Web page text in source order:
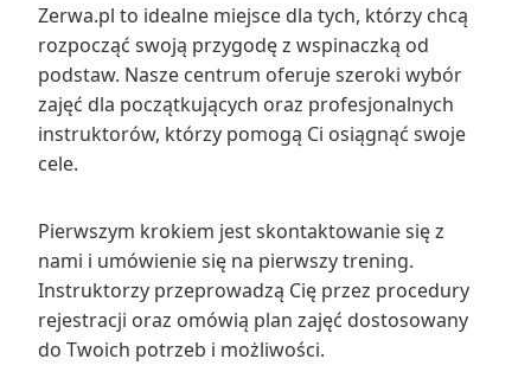
Zerwa.pl to idealne miejsce dla tych, którzy chcą
rozpocząć swoją przygodę z wspinaczką od
podstaw. Nasze centrum oferuje szeroki wybór
zajęć dla początkujących oraz profesjonalnych
instruktorów, którzy pomogą Ci osiągnąć swoje
cele.
Pierwszym krokiem jest skontaktowanie się z
nami i umówienie się na pierwszy trening.
Instruktorzy przeprowadzą Cię przez procedury
rejestracji oraz omówią plan zajęć dostosowany
do Twoich potrzeb i możliwości.